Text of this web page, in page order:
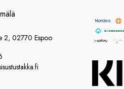
2, 02770 Espoo